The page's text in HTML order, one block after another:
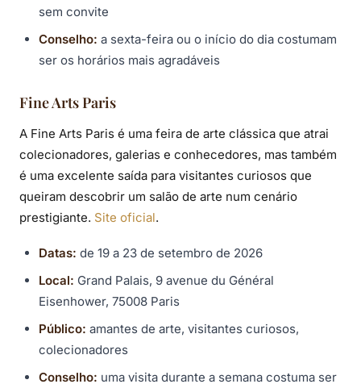
sem convite
Conselho: a sexta-feira ou o início do dia costumam
ser os horários mais agradáveis
Fine Arts Paris
A Fine Arts Paris é uma feira de arte clássica que atrai
colecionadores, galerias e conhecedores, mas também
é uma excelente saída para visitantes curiosos que
queiram descobrir um salão de arte num cenário
prestigiante. Site oficial.
Datas: de 19 a 23 de setembro de 2026
Local: Grand Palais, 9 avenue du Général
Eisenhower, 75008 Paris
Público: amantes de arte, visitantes curiosos,
colecionadores
Conselho: uma visita durante a semana costuma ser